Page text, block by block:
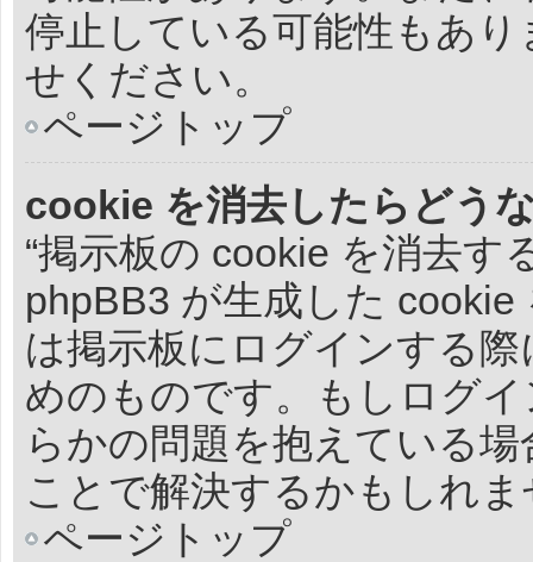
停止している可能性もあ
せください。
ページトップ
cookie を消去したらどう
“掲示板の cookie を消去す
phpBB3 が生成した
は掲示板にログインする
めのものです。もしログ
らかの問題を抱えている
ことで解決するかもしれ
ページトップ